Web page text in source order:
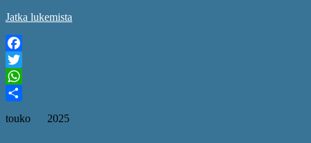
Jatka lukemista
Facebook
Twitter
WhatsApp
touko 2025